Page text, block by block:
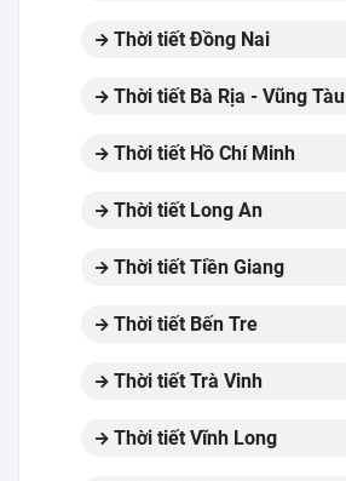
Thời tiết Đồng Nai
Thời tiết Bà Rịa - Vũng Tàu
Thời tiết Hồ Chí Minh
Thời tiết Long An
Thời tiết Tiền Giang
Thời tiết Bến Tre
Thời tiết Trà Vinh
Thời tiết Vĩnh Long